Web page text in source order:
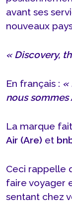
avant ses
nouveaux
« Discovery,
En français : «
nous sommes
La marque
Air (Are) et
Ceci rappelle
faire voyager
sentant chez